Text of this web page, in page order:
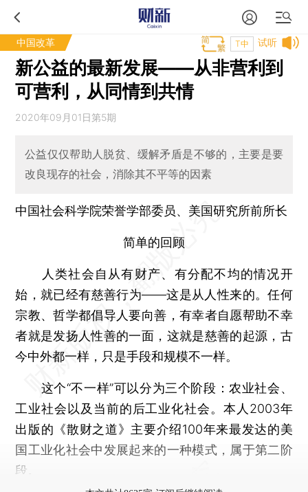
中国改革 试听
T中
新公益的最新发展——从非营利到
可营利，从同情到共情
2020年09月01日第5期
公益仅仅帮助人脱贫、缓解矛盾是不够的，主要是要
改良现存的社会，消除其不平等的因素
中国社会科学院荣誉学部委员、美国研究所前所长
简单的回顾
人类社会自从有财产、有分配不均的情况开
始，就已经有慈善行为——这是从人性来的。任何
宗教、哲学都倡导人要向善，有幸者自愿帮助不幸
者就是发扬人性善的一面，这就是慈善的起源，古
今中外都一样，只是手段和规模不一样。
这个“不一样”可以分为三个阶段：农业社会、
工业社会以及当前的后工业化社会。本人2003年
出版的《散财之道》主要介绍100年来最发达的美
国工业化社会中发展起来的一种模式，属于第二阶
段。